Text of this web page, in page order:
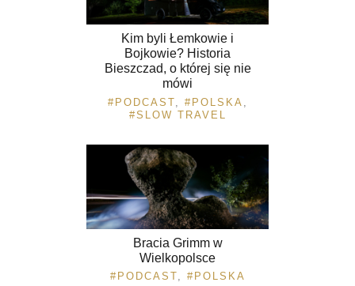
Kim byli Łemkowie i
Bojkowie? Historia
Bieszczad, o której się nie
mówi
PODCAST POLSKA
SLOW TRAVEL
Bracia Grimm w
Wielkopolsce
PODCAST, POLSKA